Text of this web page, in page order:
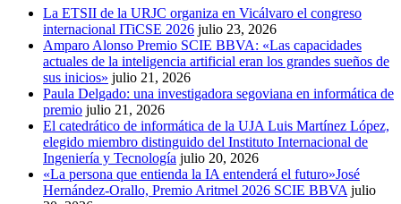
La ETSII de la URJC organiza en Vicálvaro el congreso
internacional ITiCSE 2026 julio 23, 2026
Amparo Alonso Premio SCIE BBVA: «Las capacidades
actuales de la inteligencia artificial eran los grandes sueños de
sus inicios» julio 21, 2026
Paula Delgado: una investigadora segoviana en informática de
premio julio 21, 2026
El catedrático de informática de la UJA Luis Martínez López,
elegido miembro distinguido del Instituto Internacional de
Ingeniería y Tecnología julio 20, 2026
«La persona que entienda la IA entenderá el futuro»José
Hernández-Orallo, Premio Aritmel 2026 SCIE BBVA julio